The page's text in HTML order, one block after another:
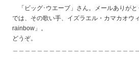
「ビッグ･ウエーブ」さん。メールありがと
では、その歌い手、イズラエル・カマカオウ
rainbow」。
どうぞ。